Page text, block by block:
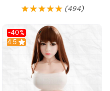
(494)
-40%
4.5